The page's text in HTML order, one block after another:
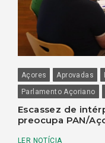
Açores Aprovadas
Parlamento Açoriano
Escassez de
preocupa PAN/
LER NOTÍCIA